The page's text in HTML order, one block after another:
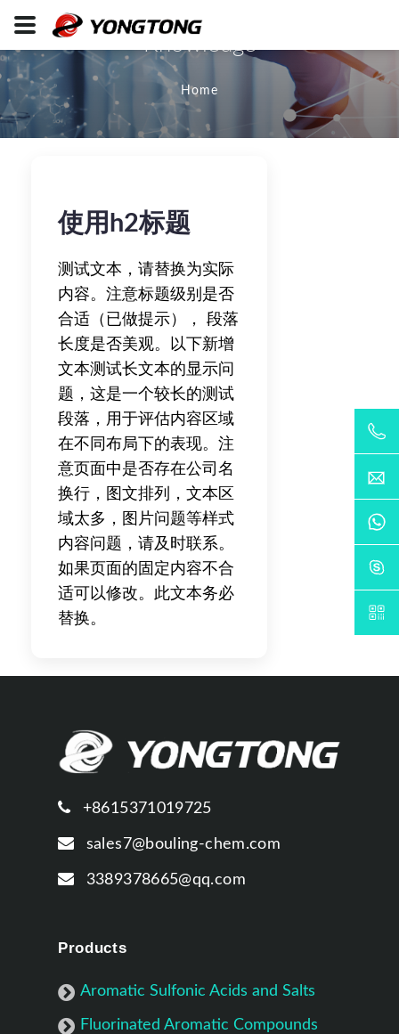
Knowledge
Home
使用h2标题
测试文本，请替换为实际
内容。注意标题级别是否
合适（已做提示）， 段落
长度是否美观。以下新增
文本测试长文本的显示问
题，这是一个较长的测试
段落，用于评估内容区域
在不同布局下的表现。注
意页面中是否存在公司名
换行，图文排列，文本区
域太多，图片问题等样式
内容问题，请及时联系。
如果页面的固定内容不合
适可以修改。此文本务必
替换。
+8615371019725
sales7@bouling-chem.com
3389378665@qq.com
Products
Aromatic Sulfonic Acids and Salts
Fluorinated Aromatic Compounds